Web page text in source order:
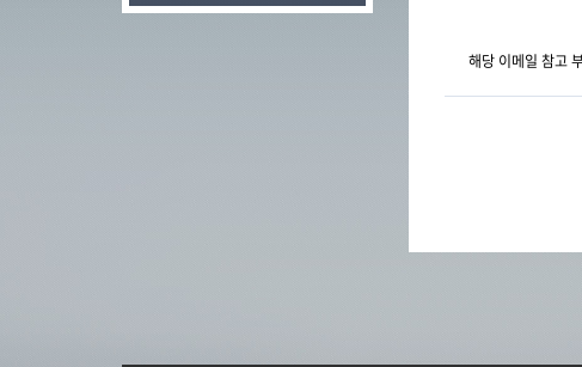
해당 이메일 참고